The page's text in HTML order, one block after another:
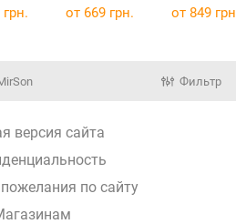
17-0629
17-0629
грн. от 669 грн. от 849
Фильтр
версия сайта
по сайту